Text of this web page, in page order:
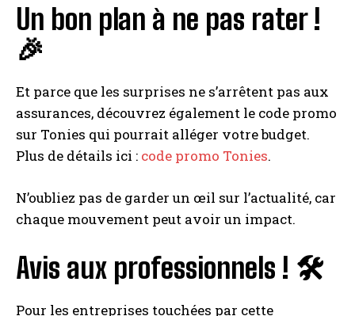
I WANT IN
I've read and accept the
A LIRE : À 17 ans, obtenir son permis : un coût
d'assurance auto prohibitifs pour les jeunes
conducteurs
Un bon plan à ne pas rater !
🎉
Et parce que les surprises ne s’arrêtent pas aux
assurances, découvrez également le code promo
sur Tonies qui pourrait alléger votre budget.
Plus de détails ici : code promo Tonies.
N’oubliez pas de garder un œil sur l’actualité, car
chaque mouvement peut avoir un impact.
Avis aux professionnels ! 🛠️
Pour les entreprises touchées par cette